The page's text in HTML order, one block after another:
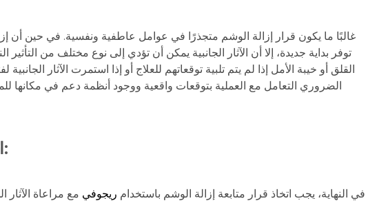
غالبًا ما يكون قرار إزالة الوشم متجذرًا في عوامل عاطفية ونفسية. في حين أن
توفر بداية جديدة، إلا أن الآثار الجانبية يمكن أن تؤدي إلى نوع مختلف من التأثير
القلق أو خيبة الأمل إذا لم يتم تلبية توقعاتهم للعلاج أو إذا استمرت الآثار
الضروري التعامل مع العملية بتوقعات واقعية ووجود أنظمة دعم في مكانها
اتخاذ قرار مستنير:
في النهاية، يجب اتخاذ قرار متابعة إزالة الوشم باستخدام ريجوفي مع مراعاة الآثار